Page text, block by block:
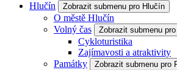
Hlučín Zobrazit submenu pro Hlučín
O městě Hlučín
Volný čas
Zobrazit submenu
Cykloturistika
Zajímavosti a atraktivity
Památky
Zobrazit submenu pro